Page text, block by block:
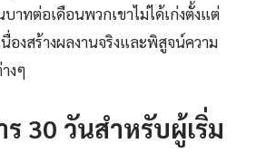
าทต่อเดือนพวกเขาไม่ได้เก่งตั้งแต่
องสร้างผลงานจริงและพิสูจน์ความ
งๆ
30 วันสำหรับผู้เริ่ม